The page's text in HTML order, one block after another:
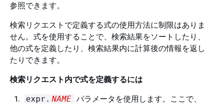
参照できます。
検索リクエストで定義する式の使用方法に制限はありま
せん。式を使用することで、検索結果をソートしたり、
他の式を定義したり、検索結果内に計算後の情報を返し
たりできます。
検索リクエスト内で式を定義するには
expr. NAME パラメータを使用します。ここで、